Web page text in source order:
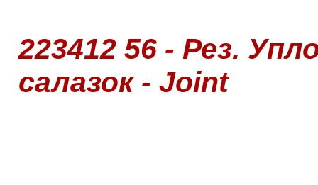
223412 56 - Рез.
салазок - Joint